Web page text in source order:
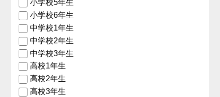
小学校5年生
小学校6年生
中学校1年生
中学校2年生
中学校3年生
高校1年生
高校2年生
高校3年生